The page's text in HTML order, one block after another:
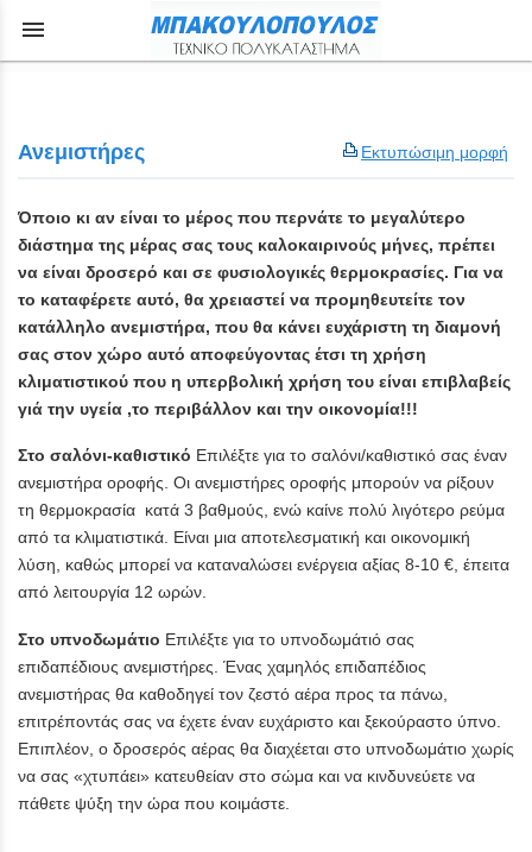
menu
Εκτυπώσιμη μορφή
Ανεμιστήρες
Όποιο κι αν είναι το μέρος που περνάτε το μεγαλύτερο
διάστημα της μέρας σας τους καλοκαιρινούς μήνες, πρέπει
να είναι δροσερό και σε φυσιολογικές θερμοκρασίες. Για να
το καταφέρετε αυτό, θα χρειαστεί να προμηθευτείτε τον
κατάλληλο ανεμιστήρα, που θα κάνει ευχάριστη τη διαμονή
σας στον χώρο αυτό αποφεύγοντας έτσι τη χρήση
κλιματιστικού που η υπερβολική χρήση του είναι επιβλαβείς
γιά την υγεία ,το περιβάλλον και την οικονομία!!!
Στο σαλόνι-καθιστικό Επιλέξτε για το σαλόνι/καθιστικό σας έναν
ανεμιστήρα οροφής. Οι ανεμιστήρες οροφής μπορούν να ρίξουν
τη θερμοκρασία κατά 3 βαθμούς, ενώ καίνε πολύ λιγότερο ρεύμα
από τα κλιματιστικά. Είναι μια αποτελεσματική και οικονομική
λύση, καθώς μπορεί να καταναλώσει ενέργεια αξίας 8-10 €, έπειτα
από λειτουργία 12 ωρών.
Στο υπνοδωμάτιο Επιλέξτε για το υπνοδωμάτιό σας
επιδαπέδιους ανεμιστήρες. Ένας χαμηλός επιδαπέδιος
ανεμιστήρας θα καθοδηγεί τον ζεστό αέρα προς τα πάνω,
επιτρέποντάς σας να έχετε έναν ευχάριστο και ξεκούραστο ύπνο.
Επιπλέον, ο δροσερός αέρας θα διαχέεται στο υπνοδωμάτιο χωρίς
να σας «χτυπάει» κατευθείαν στο σώμα και να κινδυνεύετε να
πάθετε ψύξη την ώρα που κοιμάστε.